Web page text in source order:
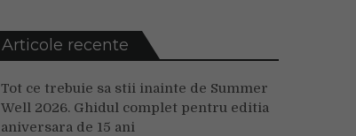
Articole recente
Tot ce trebuie sa stii inainte de Summer
Well 2026. Ghidul complet pentru editia
aniversara de 15 ani